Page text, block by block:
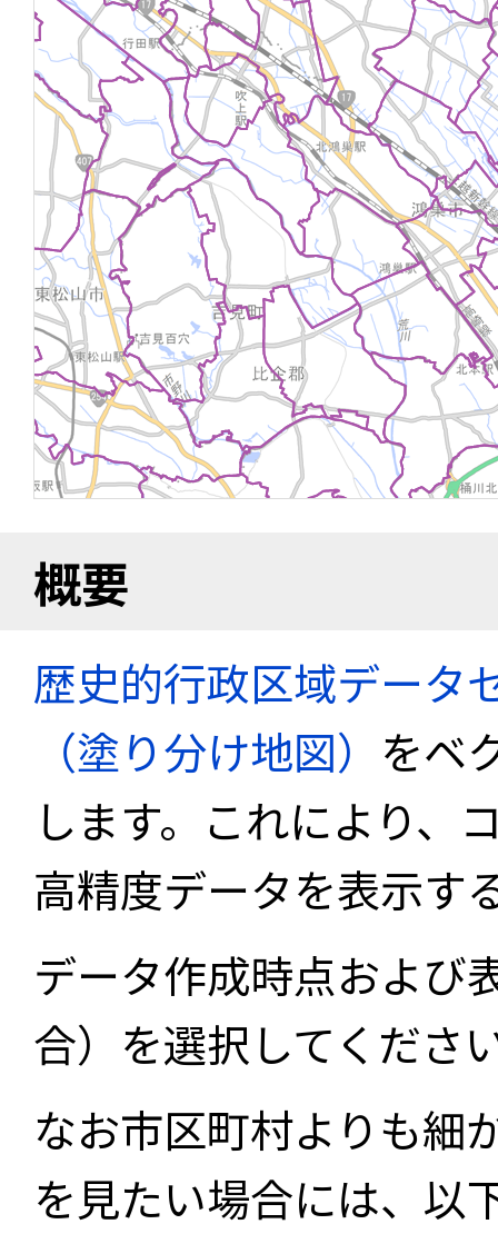
概要
歴史的行政区域データ
（塗り分け地図） をベ
します。これにより、
高精度データを表示す
データ作成時点および
合）を選択してくださ
なお市区町村よりも細
を見たい場合には、以